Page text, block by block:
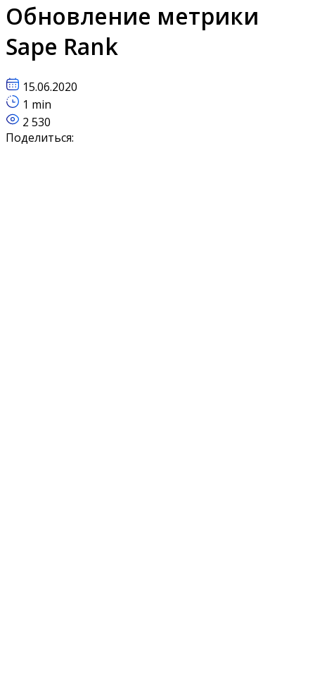
Обновление метрики
Sape Rank
15.06.2020
1 min
2 530
Поделиться: